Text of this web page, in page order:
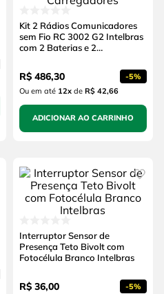
Kit 2 Rádios Comunicadores
sem Fio RC 3002 G2 Intelbras
com 2 Baterias e 2
R$ 486,30 -5%
Ou em até 12xde R$ 42,66
ADICIONAR AO CARRINHO
Interruptor Sensor de
Presença Teto Bivolt com
Fotocélula Branco Intelbras
R$ 36,00 -5%